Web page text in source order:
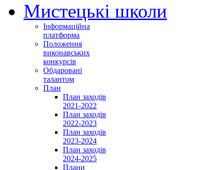
Мистецькі школи
Інформаційна
платформа
Положення
виконавських
конкурсів
Обдаровані
талантом
План
План заходів
2021-2022
План заходів
2022-2023
План заходів
2023-2024
План заходів
2024-2025
Плани